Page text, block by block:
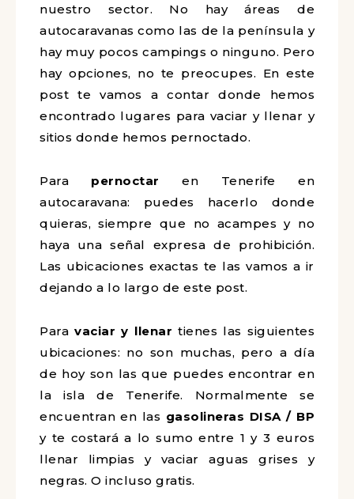
nuestro sector. No hay áreas de
autocaravanas como las de la península y
hay muy pocos campings o ninguno. Pero
hay opciones, no te preocupes. En este
post te vamos a contar donde hemos
encontrado lugares para vaciar y llenar y
sitios donde hemos pernoctado.
Para pernoctar en Tenerife en
autocaravana: puedes hacerlo donde
quieras, siempre que no acampes y no
haya una señal expresa de prohibición.
Las ubicaciones exactas te las vamos a ir
dejando a lo largo de este post.
Paravaciar y llenar tienes las siguientes
ubicaciones: no son muchas, pero a día
de hoy son las que puedes encontrar en
la isla de Tenerife. Normalmente se
encuentran en las gasolineras DISA / BP
y te costará a lo sumo entre 1 y 3 euros
llenar limpias y vaciar aguas grises y
negras. O incluso gratis.